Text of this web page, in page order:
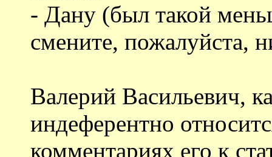
- Дану (был такой
смените, пожалуйста,
Валерий Васильевич,
индеферентно
комментариях его к